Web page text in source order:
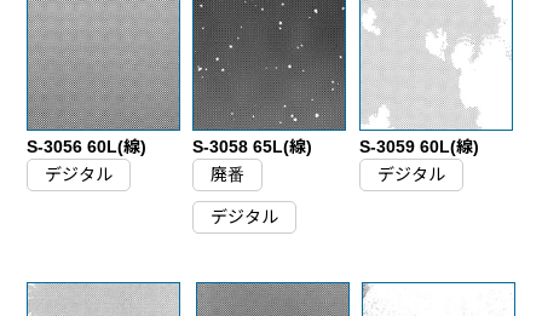
S-3056 60L(線)
デジタル
S-3058 65L(線)
廃番
デジタル
S-3059 60L(線)
デジタル